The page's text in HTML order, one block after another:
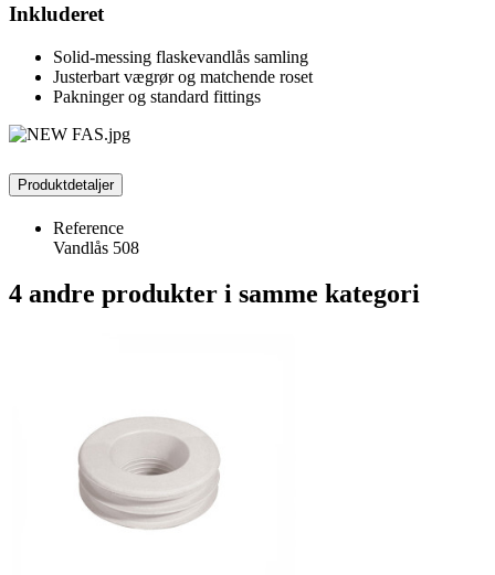
Inkluderet
Solid-messing flaskevandlås samling
Justerbart vægrør og matchende roset
Pakninger og standard fittings
Produktdetaljer
Reference
Vandlås 508
4 andre produkter i samme kategori